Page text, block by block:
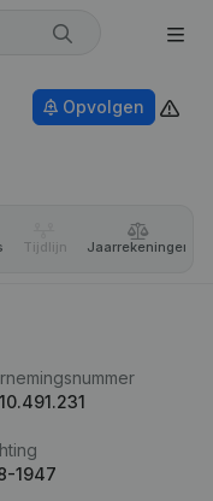
Opvolgen
Tijdlijn Jaar­rekeningen
1947